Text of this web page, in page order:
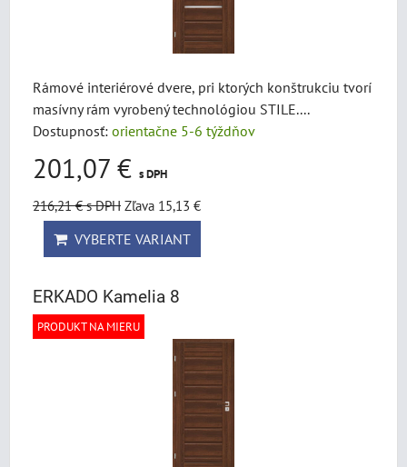
Rámové interiérové dvere, pri ktorých konštrukciu tvorí
masívny rám vyrobený technológiou STILE....
Dostupnosť: orientačne 5-6 týždňov
201,07 € s DPH
216,21 €s DPH Zľava 15,13 €
VYBERTE VARIANT
ERKADO Kamelia 8
PRODUKT NA MIERU